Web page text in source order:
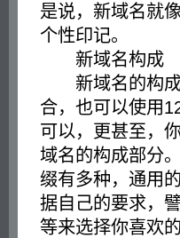
是说，新域名就
个性印记。
新域名构成
新域名的构成
合，也可以使用
可以，更甚至，
域名的构成部分
缀有多种，通用
据自己的要求，
等来选择你喜欢